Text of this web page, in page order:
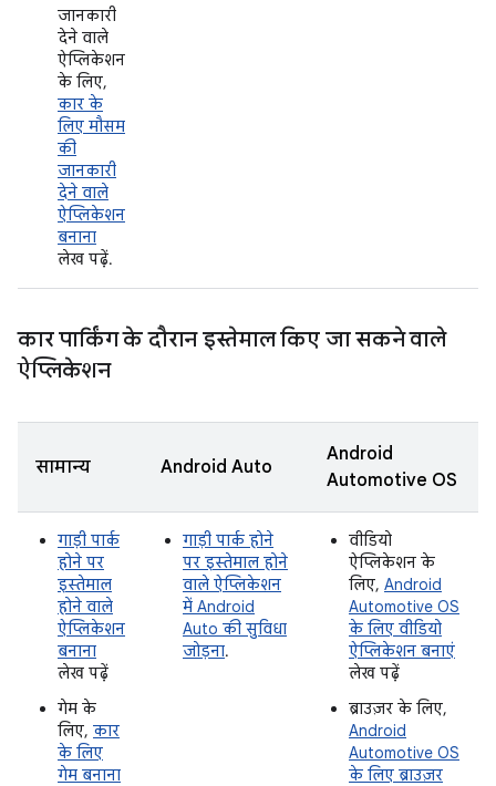
जानकारी
देने वाले
ऐप्लिकेशन
के लिए,
कार के
लिए मौसम
की
जानकारी
देने वाले
ऐप्लिकेशन
बनाना
लेख पढ़ें.
कार पार्किंग के दौरान इस्तेमाल किए जा सकने वाले
ऐप्लिकेशन
सामान्य Android Auto
Android
Automotive OS
गाड़ी पार्क
होने पर
इस्तेमाल
होने वाले
ऐप्लिकेशन
बनाना
लेख पढ़ें
गेम के
लिए, कार
के लिए
गेम बनाना
गाड़ी पार्क होने
पर इस्तेमाल होने
वाले ऐप्लिकेशन
में Android
Auto की सुविधा
जोड़ना.
वीडियो
ऐप्लिकेशन के
लिए, Android
Automotive OS
के लिए वीडियो
ऐप्लिकेशन बनाएं
लेख पढ़ें
ब्राउज़र के लिए,
Android
Automotive OS
के लिए ब्राउज़र